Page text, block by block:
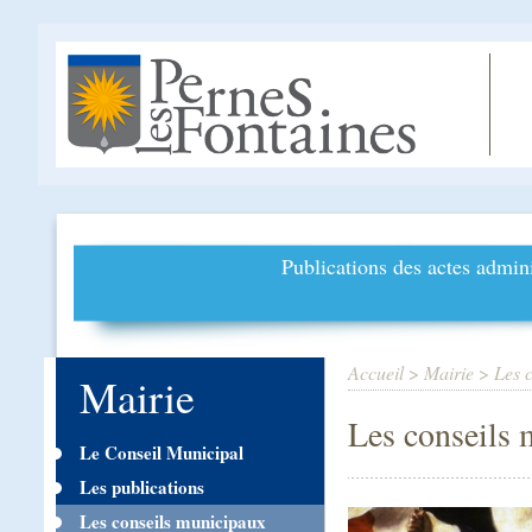
Publications des actes
Mairie
Le Conseil Municipal
Les publications
Les conseils municipaux
Accueil> Mairie> Les
Les conseils